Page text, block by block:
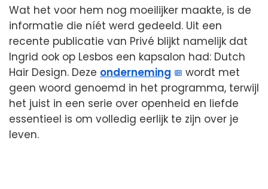
Wat het voor hem nog moeilijker maakte, is de
informatie die níét werd gedeeld. Uit een
recente publicatie van Privé blijkt namelijk dat
Ingrid ook op Lesbos een kapsalon had: Dutch
Hair Design. Deze onderneming
wordt met
geen woord genoemd in het programma, terwijl
het juist in een serie over openheid en liefde
essentieel is om volledig eerlijk te zijn over je
leven.